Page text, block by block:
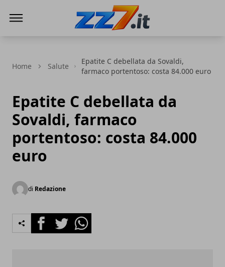
Home Salute
Epatite C debellata da Sovaldi,
farmaco portentoso: costa 84.000 euro
Epatite C debellata da
Sovaldi, farmaco
portentoso: costa 84.000
euro
di Redazione
FacebookTwitterWhatsapp